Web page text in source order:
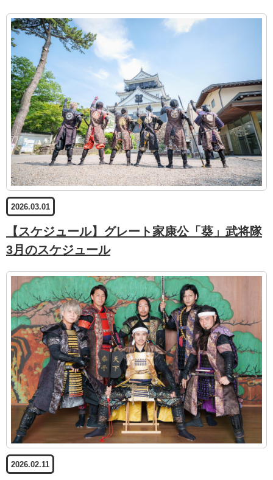
2026.03.01
【スケジュール】グレート家康公「葵」武将隊
3月のスケジュール
2026.02.11